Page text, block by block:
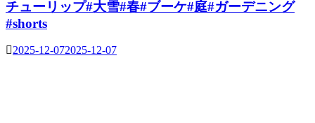
チューリップ#大雪#春#ブーケ#庭#ガーデニング
#shorts
2025-12-072025-12-07